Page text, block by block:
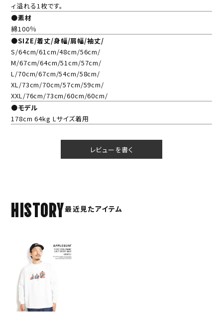
ィ溢れる1枚です。
●素材
綿100％
●SIZE/着丈/身幅/肩幅/袖丈/
S/64cm/61cm/48cm/56cm/
M/67cm/64cm/51cm/57cm/
L/70cm/67cm/54cm/58cm/
XL/73cm/70cm/57cm/59cm/
XXL/76cm/73cm/60cm/60cm/
●モデル
178cm 64kg Lサイズ着用
レビューを書く
HISTORY最近見たアイテム